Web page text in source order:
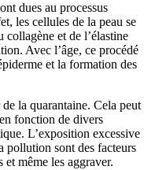
dues au processus
les cellules de la peau se
et de l’élastine
Avec l’âge, ce procédé
et la formation des
la quarantaine. Cela peut
fonction de divers
L’exposition excessive
pollution sont des facteurs
même les aggraver.